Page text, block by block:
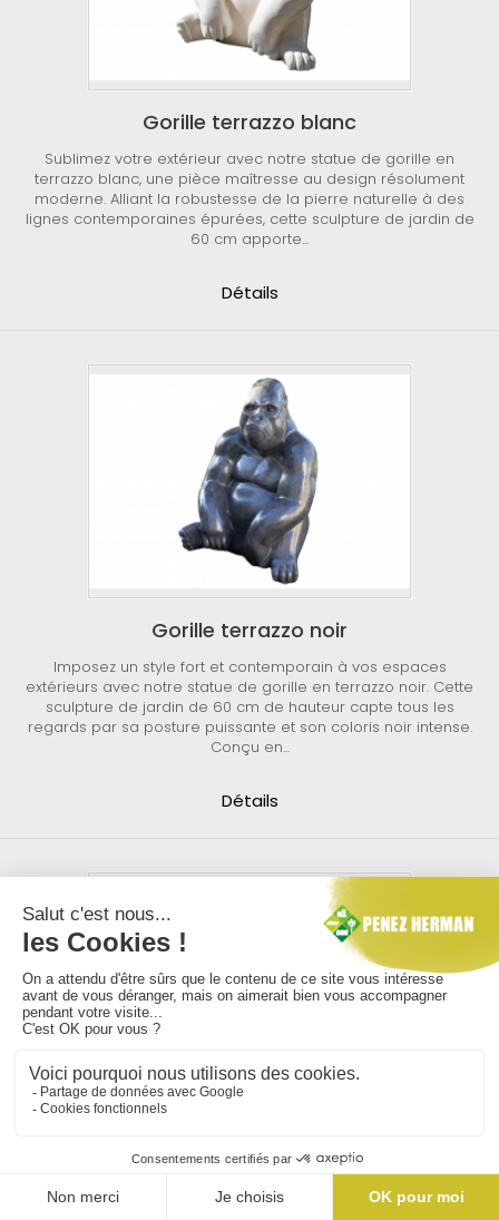
Gorille terrazzo blanc
Sublimez votre extérieur avec notre statue de gorille en
terrazzo blanc, une pièce maîtresse au design résolument
moderne. Alliant la robustesse de la pierre naturelle à des
lignes contemporaines épurées, cette sculpture de jardin de
60 cm apporte...
Détails
Gorille terrazzo noir
Imposez un style fort et contemporain à vos espaces
extérieurs avec notre statue de gorille en terrazzo noir. Cette
sculpture de jardin de 60 cm de hauteur capte tous les
regards par sa posture puissante et son coloris noir intense.
Conçu en...
Détails
La statue de visage Touareg apporte une présence sereine et
une note d'ailleurs à vos aménagements extérieurs. D’une